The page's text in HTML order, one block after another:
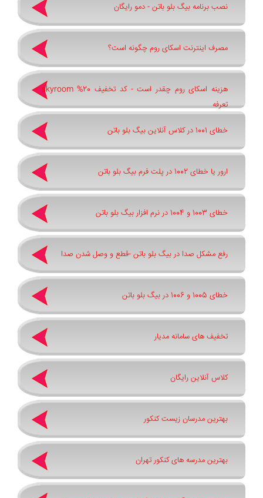
نصب برنامه بیگ بلو باتن - دمو رایگان
مصرف اینترنت اسکای روم چگونه است؟
هزینه اسکای روم چقدر است - کد تخفیف 20% skyroom -
تعرفه
خطای 1001 در کلاس آنلاین بیگ بلو باتن
ارور یا خطای 1002 در پلت فرم بیگ بلو باتن
خطای 1003 و 1004 در نرم افزار بیگ بلو باتن
رفع مشکل صدا در بیگ بلو باتن -قطع و وصل شدن صدا
خطای 1005 و 1006 در بیگ بلو باتن
تخفیف های سامانه مدیار
کلاس آنلاین رایگان
بهترین مدرسان زیست کنکور
بهترین مدرسه های کنکور تهران